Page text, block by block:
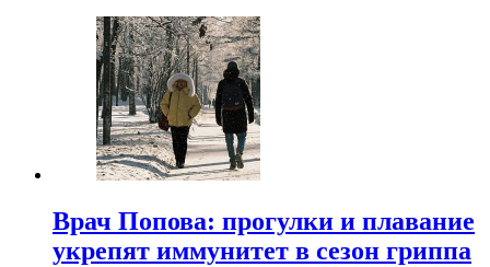
Врач Попова: прогулки и плавание
укрепят иммунитет в сезон гриппа